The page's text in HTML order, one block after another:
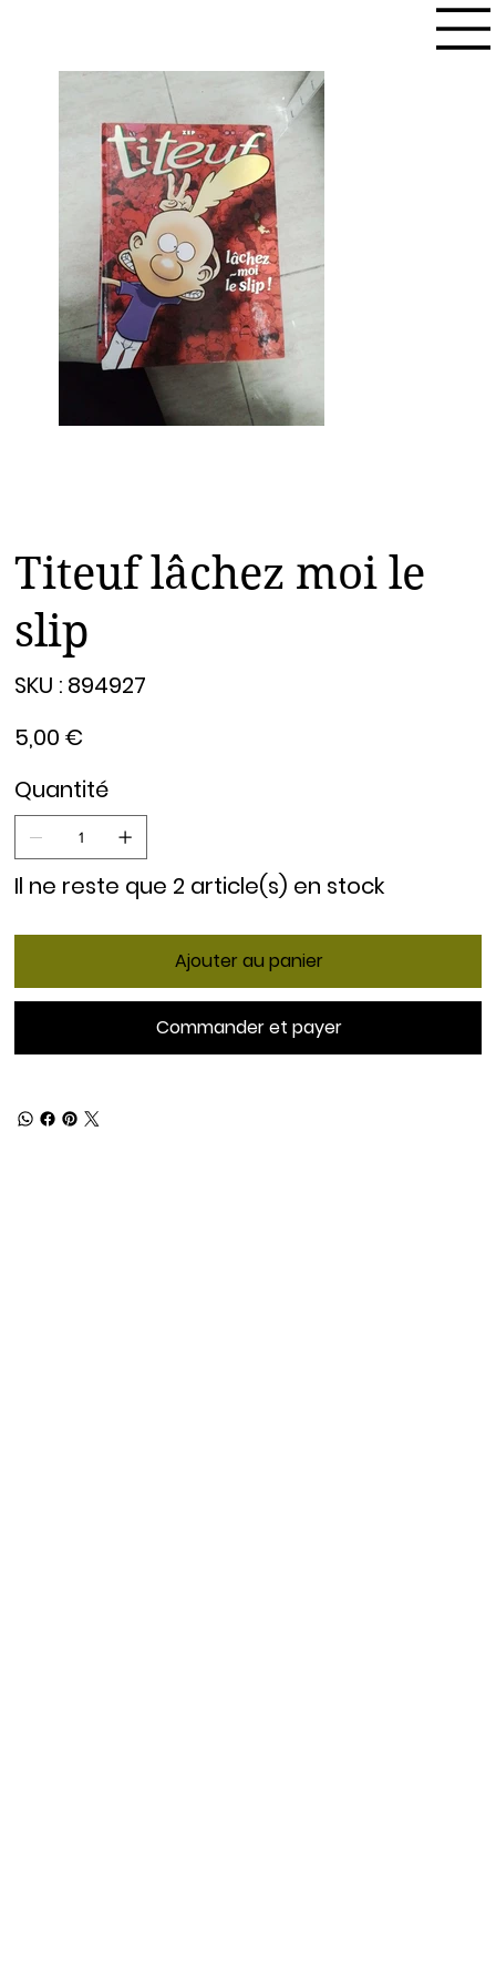
Titeuf lâchez moi le
slip
SKU : 894927
894927
5,00 €
Quantité
Il ne reste que 2 article(s) en stock
Ajouter au panier
Commander et payer